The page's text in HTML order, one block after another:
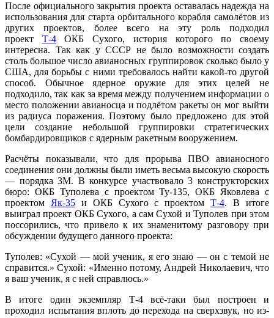
После официального закрытия проекта оставалась надежда на
использования для старта орбитального корабля самолётов из
других проектов, более всего на эту роль подходил
проект Т-4ОКБ Сухого, история которого по своему
интересна. Так как у СССР не было возможности создать
столь большое число авианосных группировок сколько было у
США, для борьбы с ними требовалось найти какой-то другой
способ. Обычное ядерное оружие для этих целей не
подходило, так как за время между получением информации о
место положении авианосца и подлётом ракеты он мог выйти
из радиуса поражения. Поэтому было предложено для этой
цели создание небольшой группировки стратегических
бомбардировщиков с ядерным ракетным вооружением.
Расчёты показывали, что для прорыва ПВО авианосного
соединения они должны были иметь весьма высокую скорость
— порядка 3М. В конкурсе участвовало 3 конструкторских
бюро: ОКБ Туполева с проектом Ту-135, ОКБ Яковлева с
проектом Як-35и ОКБ Сухого с проектомТ-4. В итоге
выиграл проект ОКБ Сухого, а сам Сухой и Туполев при этом
поссорились, что привело к их знаменитому разговору при
обсуждении будущего данного проекта:
Туполев: «Сухой — мой ученик, я его знаю — он с темой не
справится.» Сухой: «Именно потому, Андрей Николаевич, что
я ваш ученик, я с ней справлюсь.»
В итоге один экземпляр Т-4 всё-таки был построен и
проходил испытания вплоть до перехода на сверхзвук, но из-